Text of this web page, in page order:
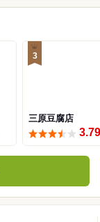
3
三原豆腐店
3.79